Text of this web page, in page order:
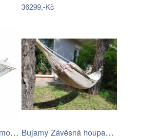
36299,-Kč
Závěsná houpací síť modrošedé vlny Bujamy Závěsná houpací síť hamak do…